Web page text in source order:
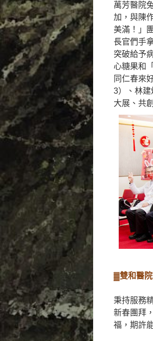
萬芳醫院
加，與陳
美滿！」
長官們手
突破給予
心糖果和
同仁春來
3）、林
大展、共
▓雙和醫
秉持服務
新春團拜
福，期許